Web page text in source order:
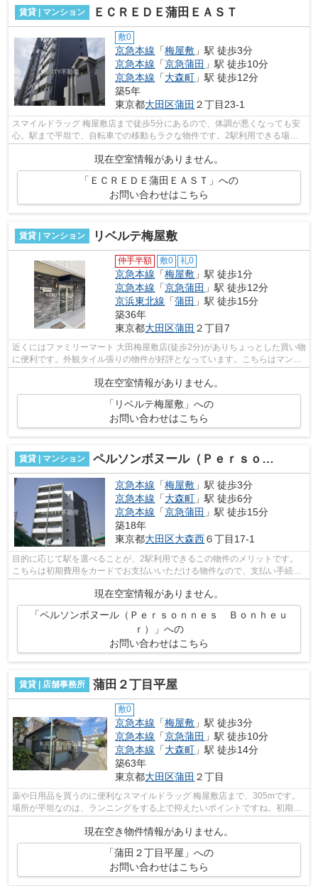
賃貸 | マンション ＥＣＲＥＤＥ蒲田ＥＡＳＴ
敷0
京急本線 「梅屋敷 」駅 徒歩3分
京急本線 「京急蒲田 」駅 徒歩10分
京急本線 「大森町 」駅 徒歩12分
築5年
東京都大田区蒲田 ２丁目23-1
スマイルドラッグ 梅屋敷店まで徒歩5分にあるので、体調が悪くなっても安
心。駅まで平坦で、自転車での移動もラクな物件です。2駅利用できる場所
現在空室情報がありません。
「ＥＣＲＥＤＥ蒲田ＥＡＳＴ」への
お問い合わせはこちら
賃貸 | マンション リベルテ梅屋敷
仲手半額 敷0 礼0
京急本線 「梅屋敷 」駅 徒歩1分
京急本線 「京急蒲田 」駅 徒歩12分
京浜東北線 「蒲田 」駅 徒歩15分
築36年
東京都大田区蒲田 ２丁目7
近くにはファミリーマート 大田梅屋敷店(徒歩2分)がありちょっとした買い物
に便利です。外観タイル張りの物件が好評となっています。こちらはマンシ
ョンタイプになります。駅まで平坦...
現在空室情報がありません。
「リベルテ梅屋敷」への
お問い合わせはこちら
賃貸 | マンション ペルソンボヌール（Ｐｅｒｓｏｎｎｅｓ Ｂｏｎｈｅｕｒ）
京急本線 「梅屋敷 」駅 徒歩3分
京急本線 「大森町 」駅 徒歩6分
京急本線 「京急蒲田 」駅 徒歩15分
築18年
東京都大田区大森西６丁目17-1
目的に応じて駅を選べることが、2駅利用できるこの物件のメリットです。
こちらは初期費用をカードでお支払いいただける物件なので、支払い手続き
の手間が省けます。こちらはマンション...
現在空室情報がありません。
「ペルソンボヌール（Ｐｅｒｓｏｎｎｅｓ Ｂｏｎｈｅｕ
ｒ）」への
お問い合わせはこちら
賃貸 | 店舗事務所 蒲田２丁目平屋
敷0
京急本線 「梅屋敷 」駅 徒歩3分
京急本線 「京急蒲田 」駅 徒歩10分
京急本線 「大森町 」駅 徒歩14分
築63年
東京都大田区蒲田 ２丁目
薬や日用品を買うのに便利なスマイルドラッグ 梅屋敷店まで、305mです。
場所が平坦なのは、ランニングをする上で抑えたいポイントですね。初期費
現在空き物件情報がありません。
「蒲田２丁目平屋」への
お問い合わせはこちら